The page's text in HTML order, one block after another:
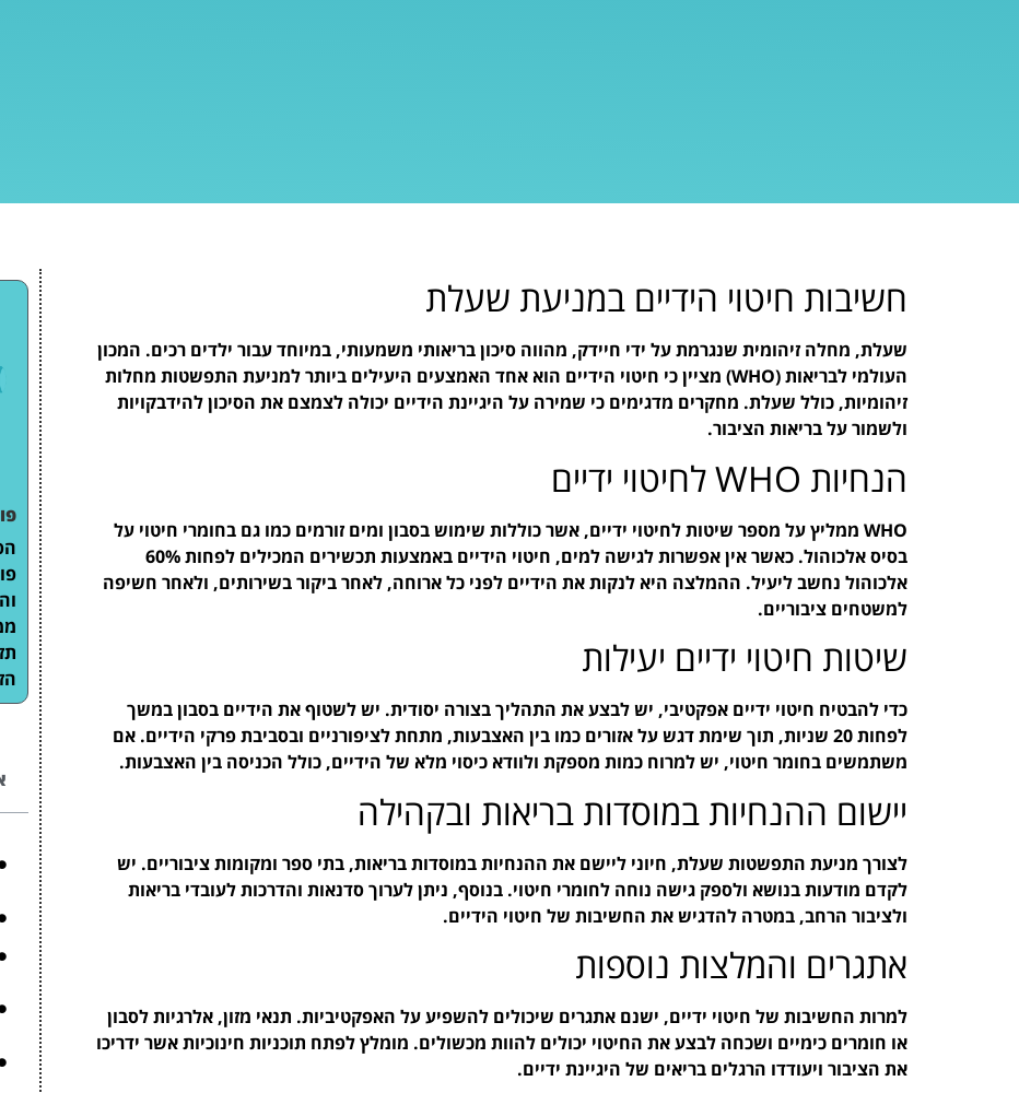
חשיבות חיטוי הידיים במניעת שעלת
שעלת, מחלה זיהומית שנגרמת על ידי חיידק, מהווה סיכון בריאותי משמעותי, במיוחד עבור ילדים רכים. המכון
העולמי לבריאות (WHO) מציין כי חיטוי הידיים הוא אחד האמצעים היעילים ביותר למניעת התפשטות מחלות
זיהומיות, כולל שעלת. מחקרים מדגימים כי שמירה על היגיינת הידיים יכולה לצמצם את הסיכון להידבקויות
ולשמור על בריאות הציבור.
הנחיות WHO לחיטוי ידיים
WHO ממליץ על מספר שיטות לחיטוי ידיים, אשר כוללות שימוש בסבון ומים זורמים כמו גם בחומרי חיטוי על
בסיס אלכוהול. כאשר אין אפשרות לגישה למים, חיטוי הידיים באמצעות תכשירים המכילים לפחות 60%
אלכוהול נחשב ליעיל. ההמלצה היא לנקות את הידיים לפני כל ארוחה, לאחר ביקור בשירותים, ולאחר חשיפה
למשטחים ציבוריים.
שיטות חיטוי ידיים יעילות
כדי להבטיח חיטוי ידיים אפקטיבי, יש לבצע את התהליך בצורה יסודית. יש לשטוף את הידיים בסבון במשך
לפחות 20 שניות, תוך שימת דגש על אזורים כמו בין האצבעות, מתחת לציפורניים ובסביבת פרקי הידיים. אם
משתמשים בחומר חיטוי, יש למרוח כמות מספקת ולוודא כיסוי מלא של הידיים, כולל הכניסה בין האצבעות.
יישום ההנחיות במוסדות בריאות ובקהילה
לצורך מניעת התפשטות שעלת, חיוני ליישם את ההנחיות במוסדות בריאות, בתי ספר ומקומות ציבוריים. יש
לקדם מודעות בנושא ולספק גישה נוחה לחומרי חיטוי. בנוסף, ניתן לערוך סדנאות והדרכות לעובדי בריאות
ולציבור הרחב, במטרה להדגיש את החשיבות של חיטוי הידיים.
אתגרים והמלצות נוספות
למרות החשיבות של חיטוי ידיים, ישנם אתגרים שיכולים להשפיע על האפקטיביות. תנאי מזון, אלרגיות לסבון
או חומרים כימיים ושכחה לבצע את החיטוי יכולים להוות מכשולים. מומלץ לפתח תוכניות חינוכיות אשר ידריכו
את הציבור ויעודדו הרגלים בריאים של היגיינת ידיים.